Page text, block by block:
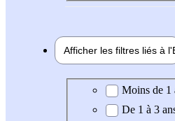
Afficher les filtres liés à l'
Expérience demandée
Moins de 1
De 1 à 3